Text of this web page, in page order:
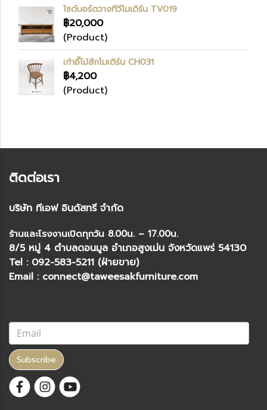
ไซด์บอร์ดวางทีวีโมเดิร์น TV019
฿20,000
(Product)
เก้าอี้ไม้สักโมเดิร์น CH031
฿4,200
(Product)
ติดต่อเรา
บริษัท ทีเอฟ อินดัสทรี จำกัด
ร้านและโรงงานเปิดทุกวัน 8.00น. – 17.00น.
8/5 หมู่ 4 ตำบลดอนมูล อำเภอสูงเม่น จังหวัดแพร่ 54130
Tel : 092-583-5211 (ฝ่ายขาย)
Email : connect@taweesakfurniture.com
Subscribe